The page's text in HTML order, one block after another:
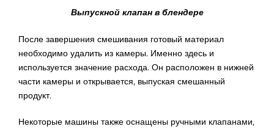
Выпускной клапан в блендере
После завершения смешивания готовый материал
необходимо удалить из камеры. Именно здесь и
используется значение расхода. Он расположен в нижней
части камеры и открывается, выпуская смешанный
продукт.
Некоторые машины также оснащены ручными клапанами,